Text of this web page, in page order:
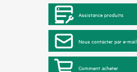
Assistance produits
Nous contacter par e-mail
Comment acheter